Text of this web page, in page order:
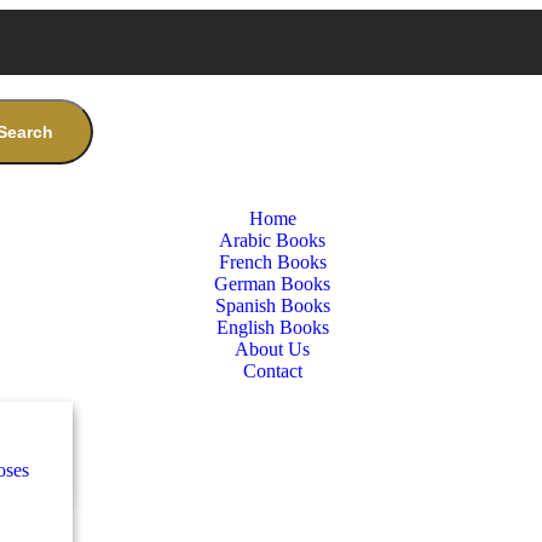
Home
Arabic Books
French Books
German Books
Spanish Books
English Books
About Us
Contact